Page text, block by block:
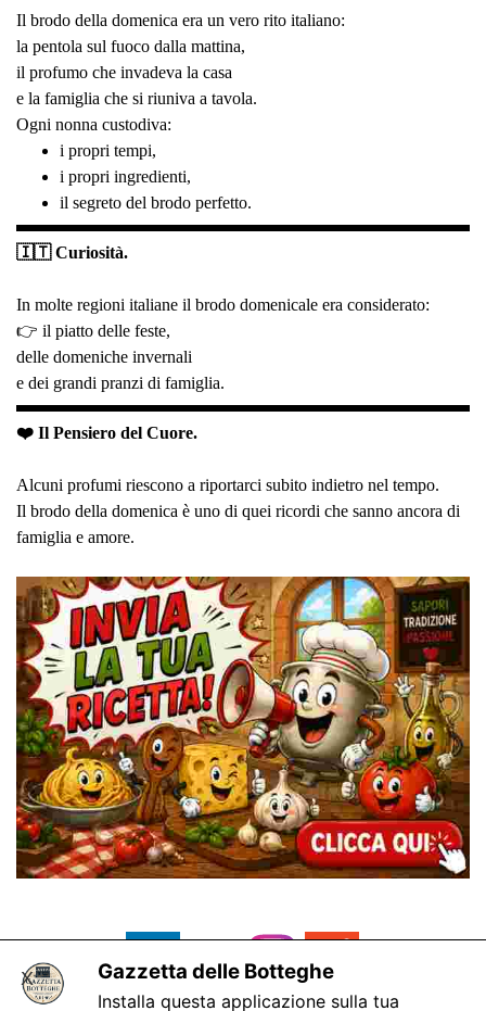
Il brodo della domenica era un vero rito italiano:
la pentola sul fuoco dalla mattina,
il profumo che invadeva la casa
e la famiglia che si riuniva a tavola.
Ogni nonna custodiva:
i propri tempi,
i propri ingredienti,
il segreto del brodo perfetto.
🇮🇹 Curiosità.
In molte regioni italiane il brodo domenicale era considerato:
👉 il piatto delle feste,
delle domeniche invernali
e dei grandi pranzi di famiglia.
❤️ Il Pensiero del Cuore.
Alcuni profumi riescono a riportarci subito indietro nel tempo.
Il brodo della domenica è uno di quei ricordi che sanno ancora di
famiglia e amore.
Gazzetta delle Botteghe
Installa questa applicazione sulla tua
X